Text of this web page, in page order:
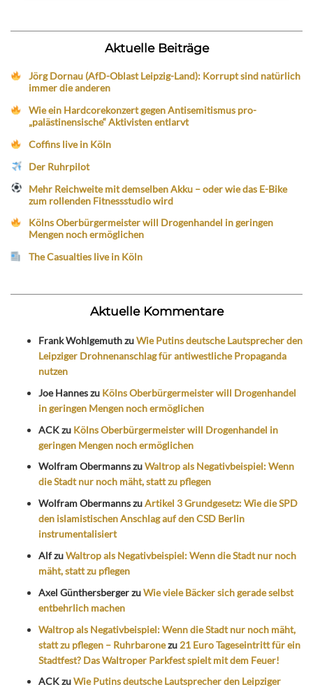
Aktuelle Beiträge
Jörg Dornau (AfD-Oblast Leipzig-Land): Korrupt sind natürlich
immer die anderen
Wie ein Hardcorekonzert gegen Antisemitismus pro-
„palästinensische“ Aktivisten entlarvt
Coffins live in Köln
Der Ruhrpilot
Mehr Reichweite mit demselben Akku – oder wie das E-Bike
zum rollenden Fitnessstudio wird
Kölns Oberbürgermeister will Drogenhandel in geringen
Mengen noch ermöglichen
The Casualties live in Köln
Aktuelle Kommentare
Frank WohlgemuthzuWie Putins deutsche Lautsprecher den
Leipziger Drohnenanschlag für antiwestliche Propaganda
nutzen
Joe Hanneszu Kölns Oberbürgermeister will Drogenhandel
in geringen Mengen noch ermöglichen
ACKzu Kölns Oberbürgermeister will Drogenhandel in
geringen Mengen noch ermöglichen
Wolfram ObermannszuWaltrop als Negativbeispiel: Wenn
die Stadt nur noch mäht, statt zu pflegen
Wolfram ObermannszuArtikel 3 Grundgesetz: Wie die SPD
den islamistischen Anschlag auf den CSD Berlin
instrumentalisiert
AlfzuWaltrop als Negativbeispiel: Wenn die Stadt nur noch
mäht, statt zu pflegen
Axel GünthersbergerzuWie viele Bäcker sich gerade selbst
entbehrlich machen
Waltrop als Negativbeispiel: Wenn die Stadt nur noch mäht,
statt zu pflegen – Ruhrbaronezu 21 Euro Tageseintritt für ein
Stadtfest? Das Waltroper Parkfest spielt mit dem Feuer!
ACKzuWie Putins deutsche Lautsprecher den Leipziger